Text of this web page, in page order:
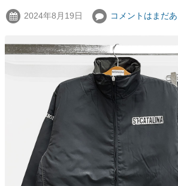
2024年8月19日 コメントはまだ